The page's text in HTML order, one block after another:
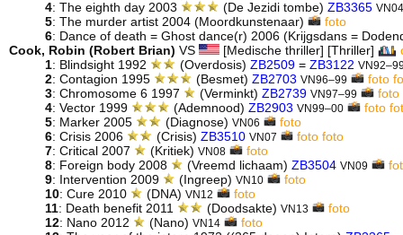
4: The eighth day 2003 (De Jezidi tombe)ZB3365
5: The murder artist 2004 (Moordkunstenaar)
foto
6: Dance of death = Ghost dance(r) 2006 (Krijgsdans =
Cook, Robin (Robert Brian) VS [Medische thriller] [Thriller]
1: Blindsight 1992 (Overdosis) ZB2509= ZB3122
2: Contagion 1995 (Besmet)ZB2703 VN96–99 foto
3: Chromosome 6 1997 (Verminkt)ZB2739 VN97–99
foto
4: Vector 1999 (Ademnood)ZB2903 VN99–00 foto
5: Marker 2005 (Diagnose) VN06
foto
6: Crisis 2006 (Crisis) ZB3510 VN07 foto foto
7: Critical 2007 (Kritiek)VN08
foto
8: Foreign body 2008 (Vreemd lichaam)ZB3504 VN09
9: Intervention 2009 (Ingreep)VN10
foto
10: Cure 2010 (DNA)VN12
foto
11: Death benefit 2011 (Doodsakte) VN13
foto
12: Nano 2012 (Nano)VN14
foto